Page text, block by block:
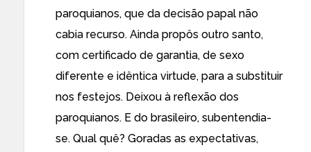
paroquianos, que da decisão papal não
cabia recurso. Ainda propôs outro santo,
com certificado de garantia, de sexo
diferente e idêntica virtude, para a substituir
nos festejos. Deixou à reflexão dos
paroquianos. E do brasileiro, subentendia-
se. Qual quê? Goradas as expectativas,